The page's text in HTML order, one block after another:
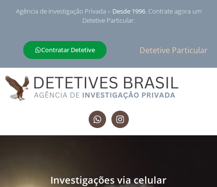
Agência de Investigação Privada – Desde 1996. Contrate agora um
Detetive Particular.
Contratar Detetive Detetive Particular
Investigações via celular